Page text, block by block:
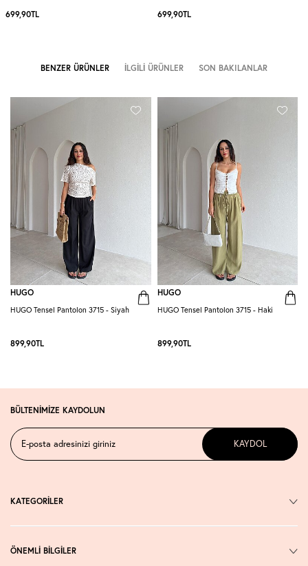
699,90TL 699,90TL
BENZER ÜRÜNLER İLGILI ÜRÜNLER SON BAKILANLAR
HUGO
HUGO Tensel Pantolon 3715 - Siyah
899,90TL
HUGO
HUGO Tensel Pantolon 3715 - Haki
899,90TL
BÜLTENİMİZE KAYDOLUN
KAYDOL
KATEGORİLER
ÖNEMLİ BİLGİLER